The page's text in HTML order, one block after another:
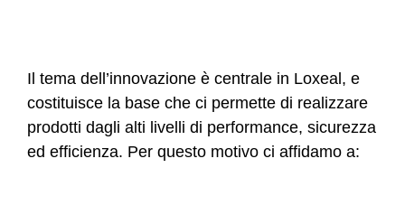
Il tema dell’innovazione è centrale in Loxeal, e
costituisce la base che ci permette di realizzare
prodotti dagli alti livelli di performance, sicurezza
ed efficienza. Per questo motivo ci affidamo a: